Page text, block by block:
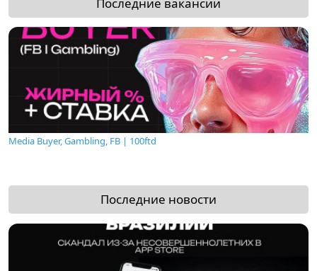
Media Buyer, Gambling, FB | 100ftd
Последние новости